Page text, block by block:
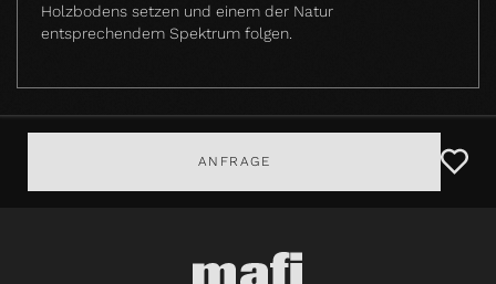
Holzbodens setzen und einem der Natur
entsprechendem Spektrum folgen.
ANFRAGE